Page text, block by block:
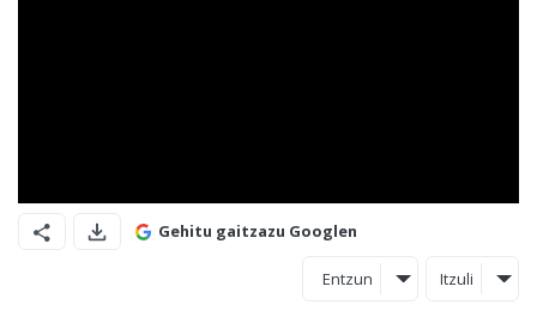
Gehitu gaitzazu Googlen
Entzun Itzuli